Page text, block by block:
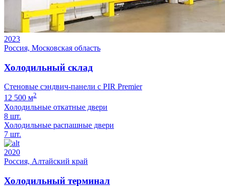
2023
Россия, Московская область
Холодильный склад
Стеновые сэндвич-панели с PIR Premier
12 500 м2
Холодильные откатные двери
8 шт.
Холодильные распашные двери
7 шт.
2020
Россия, Алтайский край
Холодильный терминал